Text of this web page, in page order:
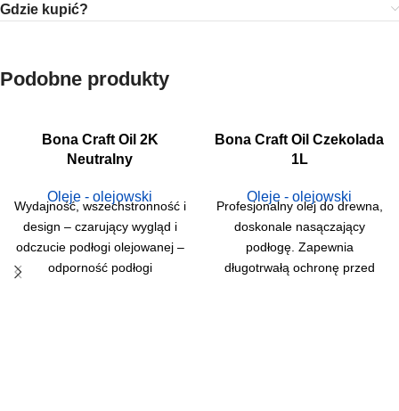
Gdzie kupić?
Podobne produkty
Bona Craft Oil 2K
Neutralny
Oleje - olejowski
Wydajność, wszechstronność i
design – czarujący wygląd i
odczucie podłogi olejowanej –
odporność podłogi
Bona Craft Oil Czekolada
1L
Oleje - olejowski
Profesjonalny olej do drewna,
doskonale nasączający
podłogę. Zapewnia
długotrwałą ochronę przed